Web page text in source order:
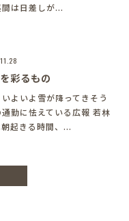
は日差しが...
彩るもの
よいよ雪が降ってきそう
勤に怯えている広報 若林
起きる時間、...